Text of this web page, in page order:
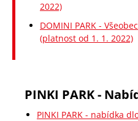
2022)
DOMINI PARK -
(platnost od 1. 1. 2022)
PINKI PARK -
PINKI PARK - nabídka